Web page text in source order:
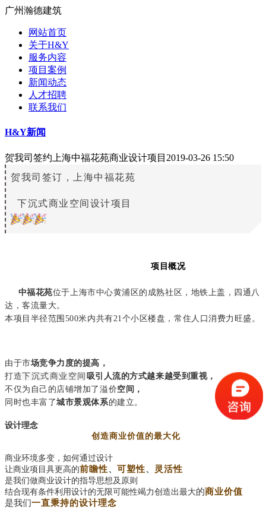
广州瀚德建筑
网站首页
关于H&Y
服务内容
项目案例
新闻动态
人才招聘
联系我们
H&Y新闻
贺我司签约上海中福花苑商业设计项目 2019-03-26 15:50
贺我司签订，上海中福花苑
下沉式商业空间设计项目
项目概况
中福花苑位于上海市中心黄浦区的 成熟社区 ，地铁上盖，四通八
达，客流量大。
本项目半径范围500米内共有21个小区楼盘，常住人口消费力旺盛。
由于市场竞争力度的提高，
打造下沉式商业空间 吸引人流的方式越来越受到重视，
不仅为自己的店铺增加了溢价空间，
同时也丰富了城市景观体系的建立。
设计理念
创造商业价值的最大化
商业环境多变，如何通过设计
让商业项目具更高的前瞻性、 可塑性、 灵活性
是我们做商业设计的指导思想及原则
结合现有条件利用设计的无限可能性竭力创造出最大的商业价值
是我们一直秉持的设计理念